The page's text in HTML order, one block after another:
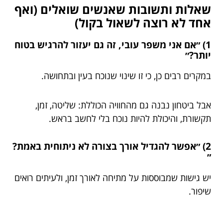
שאלות ותשובות שאנשים שואלים (ואף
אחד לא רוצה לשאול בקול)
1) ״אם אני משפר עובי, זה גם יעזור להרגיש בטוח
יותר?״
במקרים רבים כן, כי זו שינוי שנוכח בעין ובתחושה.
אבל ביטחון נבנה גם מהחוויה הכוללת: שליטה, זמן,
תקשורת, והיכולת להיות נוכח בלי לחשב בראש.
2) ״אפשר להגדיל אורך בצורה לא ניתוחית באמת?
״
יש גישות שמבוססות על מתיחה לאורך זמן, ולעיתים רואים
שיפור.